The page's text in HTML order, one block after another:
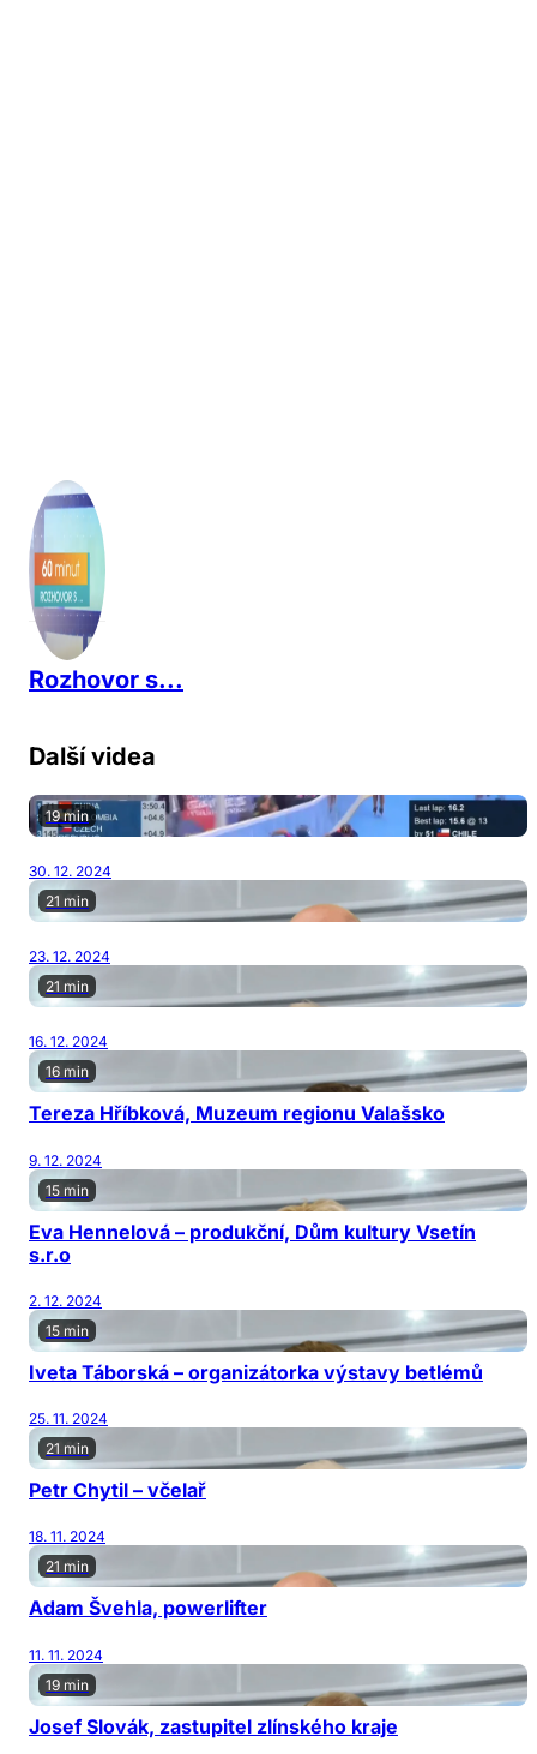
Rozhovor s...
Další videa
19 min
30. 12. 2024
21 min
23. 12. 2024
21 min
16. 12. 2024
16 min
Tereza Hříbková, Muzeum regionu Valašsko
9. 12. 2024
15 min
Eva Hennelová – produkční, Dům kultury Vsetín
s.r.o
2. 12. 2024
15 min
Iveta Táborská – organizátorka výstavy betlémů
25. 11. 2024
21 min
Petr Chytil – včelař
18. 11. 2024
21 min
Adam Švehla, powerlifter
11. 11. 2024
19 min
Josef Slovák, zastupitel zlínského kraje